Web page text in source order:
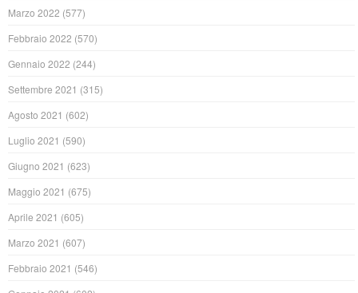
Marzo 2022 (577)
Febbraio 2022 (570)
Gennaio 2022 (244)
Settembre 2021 (315)
Agosto 2021 (602)
Luglio 2021 (590)
Giugno 2021 (623)
Maggio 2021 (675)
Aprile 2021 (605)
Marzo 2021 (607)
Febbraio 2021 (546)